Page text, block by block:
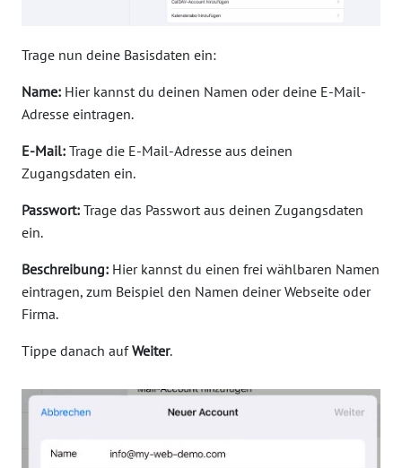
Trage nun deine Basisdaten ein:
Name: Hier kannst du deinen Namen oder deine E-Mail-
Adresse eintragen.
E-Mail: Trage die E-Mail-Adresse aus deinen
Zugangsdaten ein.
Passwort: Trage das Passwort aus deinen Zugangsdaten
ein.
Beschreibung: Hier kannst du einen frei wählbaren Namen
eintragen, zum Beispiel den Namen deiner Webseite oder
Firma.
Tippe danach aufWeiter.